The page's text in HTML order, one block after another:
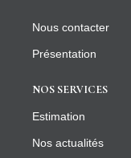
Nous contacter
Présentation
NOS SERVICES
Estimation
Nos actualités